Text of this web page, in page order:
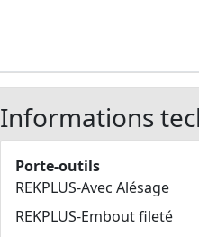
Informations
Porte-outils
REKPLUS-Avec Alésage
REKPLUS-Embout fileté